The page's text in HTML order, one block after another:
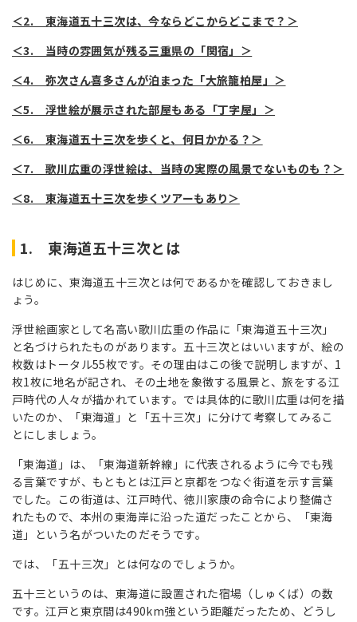
＜2. 東海道五十三次は、今ならどこからどこまで？＞
＜3. 当時の雰囲気が残る三重県の「関宿」＞
＜4. 弥次さん喜多さんが泊まった「大旅籠柏屋」＞
＜5. 浮世絵が展示された部屋もある「丁字屋」＞
＜6. 東海道五十三次を歩くと、何日かかる？＞
＜7. 歌川広重の浮世絵は、当時の実際の風景でないものも？＞
＜8. 東海道五十三次を歩くツアーもあり＞
1. 東海道五十三次とは
はじめに、東海道五十三次とは何であるかを確認しておきまし
ょう。
浮世絵画家として名高い歌川広重の作品に「東海道五十三次」
と名づけられたものがあります。五十三次とはいいますが、絵の
枚数はトータル55枚です。その理由はこの後で説明しますが、1
枚1枚に地名が記され、その土地を象徴する風景と、旅をする江
戸時代の人々が描かれています。では具体的に歌川広重は何を描
いたのか、「東海道」と「五十三次」に分けて考察してみるこ
とにしましょう。
「東海道」は、「東海道新幹線」に代表されるように今でも残
る言葉ですが、もともとは江戸と京都をつなぐ街道を示す言葉
でした。この街道は、江戸時代、徳川家康の命令により整備さ
れたもので、本州の東海岸に沿った道だったことから、「東海
道」という名がついたのだそうです。
では、「五十三次」とは何なのでしょうか。
五十三というのは、東海道に設置された宿場（しゅくば）の数
です。江戸と東京間は490km強という距離だったため、どうし